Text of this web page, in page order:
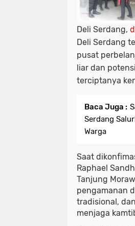
Deli Serdang,
Deli Serdang
pusat
liar dan
terciptanya
Baca Juga :
Serdang
Warga
Saat
Raphael
Tanjung
pengamanan
tradisional,
menjaga